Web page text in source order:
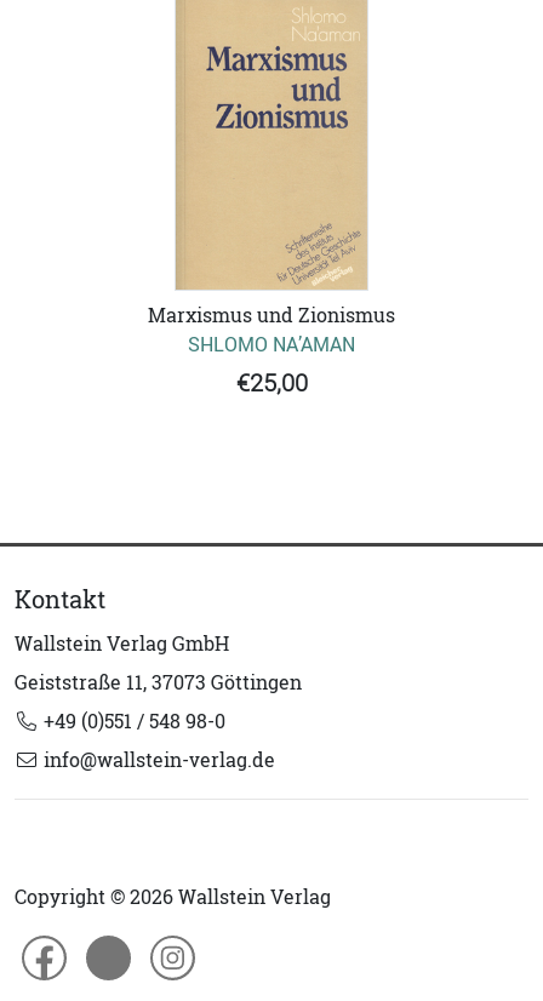
Marxismus und Zionismus
SHLOMO NA’AMAN
€25,00
Kontakt
Wallstein Verlag GmbH
Geiststraße 11, 37073 Göttingen
+49 (0)551 / 548 98-0
info@wallstein-verlag.de
Copyright © 2026 Wallstein Verlag